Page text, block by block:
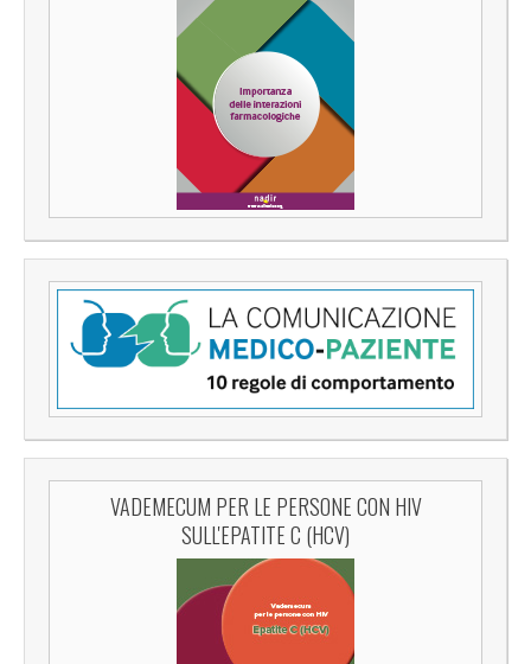
VADEMECUM PER LE PERSONE CON HIV
SULL'EPATITE C (HCV)